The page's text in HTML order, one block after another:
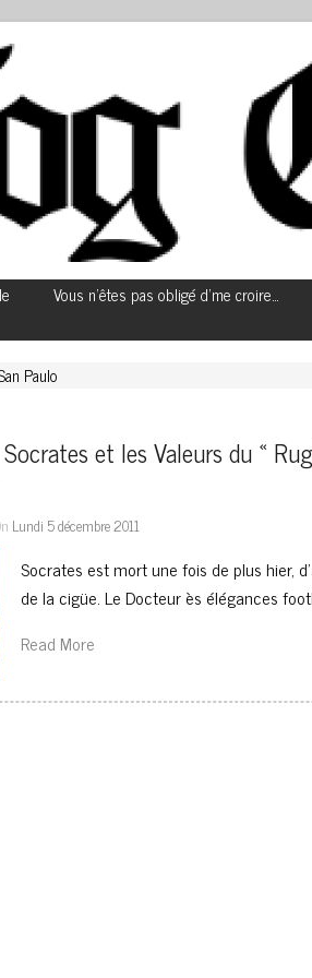
Vous n’êtes pas obligé d’me croire…
Paulo
et les Valeurs du «
Lundi 5 décembre 2011
Socrates est mort une fois de plus hier,
de la cigüe. Le Docteur ès élégances
Read More